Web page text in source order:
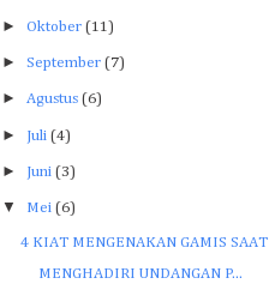
► Oktober (11)
► September (7)
► Agustus (6)
► Juli (4)
► Juni (3)
▼ Mei (6)
4 KIAT MENGENAKAN GAMIS SAAT
MENGHADIRI UNDANGAN P...